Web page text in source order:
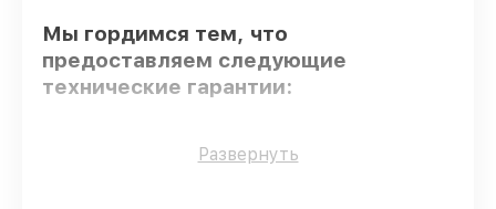
Мы гордимся тем, что
предоставляем следующие
технические гарантии:
Только фирменные комплектующие
Развернуть